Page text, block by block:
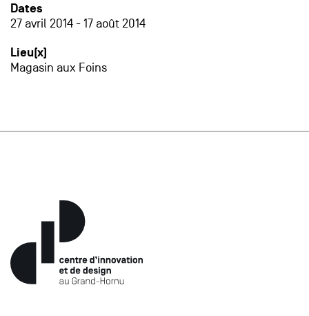
Dates
27 avril 2014 -17 août 2014
Lieu(x)
Magasin aux Foins